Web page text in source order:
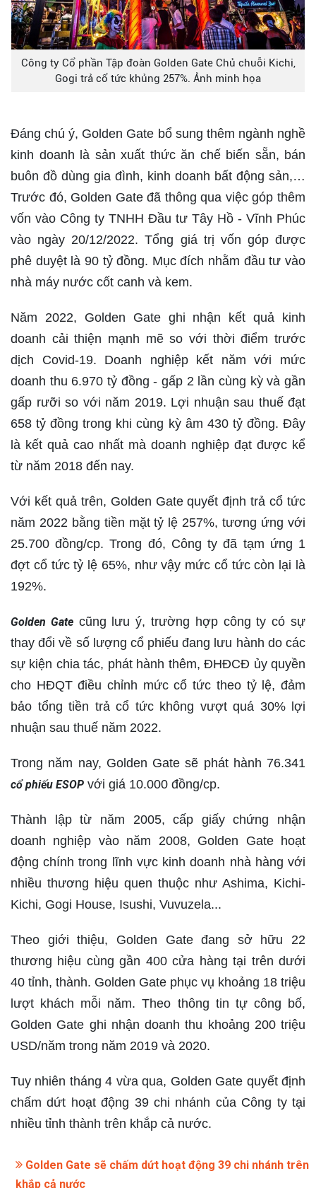
Công ty Cổ phần Tập đoàn Golden Gate Chủ chuỗi Kichi,
Gogi trả cổ tức khủng 257%. Ảnh minh họa
Đáng chú ý, Golden Gate bổ sung thêm ngành nghề
kinh doanh là sản xuất thức ăn chế biến sẵn, bán
buôn đồ dùng gia đình, kinh doanh bất động sản,…
Trước đó, Golden Gate đã thông qua việc góp thêm
vốn vào Công ty TNHH Đầu tư Tây Hồ - Vĩnh Phúc
vào ngày 20/12/2022. Tổng giá trị vốn góp được
phê duyệt là 90 tỷ đồng. Mục đích nhằm đầu tư vào
nhà máy nước cốt canh và kem.
Năm 2022, Golden Gate ghi nhận kết quả kinh
doanh cải thiện mạnh mẽ so với thời điểm trước
dịch Covid-19. Doanh nghiệp kết năm với mức
doanh thu 6.970 tỷ đồng - gấp 2 lần cùng kỳ và gần
gấp rưỡi so với năm 2019. Lợi nhuận sau thuế đạt
658 tỷ đồng trong khi cùng kỳ âm 430 tỷ đồng. Đây
là kết quả cao nhất mà doanh nghiệp đạt được kể
từ năm 2018 đến nay.
Với kết quả trên, Golden Gate quyết định trả cổ tức
năm 2022 bằng tiền mặt tỷ lệ 257%, tương ứng với
25.700 đồng/cp. Trong đó, Công ty đã tạm ứng 1
đợt cổ tức tỷ lệ 65%, như vậy mức cổ tức còn lại là
192%.
Golden Gatecũng lưu ý, trường hợp công ty có sự
thay đổi về số lượng cổ phiếu đang lưu hành do các
sự kiện chia tác, phát hành thêm, ĐHĐCĐ ủy quyền
cho HĐQT điều chỉnh mức cổ tức theo tỷ lệ, đảm
bảo tổng tiền trả cổ tức không vượt quá 30% lợi
nhuận sau thuế năm 2022.
Trong năm nay, Golden Gate sẽ phát hành 76.341
cổ phiếu ESOP với giá 10.000 đồng/cp.
Thành lập từ năm 2005, cấp giấy chứng nhận
doanh nghiệp vào năm 2008, Golden Gate hoạt
động chính trong lĩnh vực kinh doanh nhà hàng với
nhiều thương hiệu quen thuộc như Ashima, Kichi-
Kichi, Gogi House, Isushi, Vuvuzela...
Theo giới thiệu, Golden Gate đang sở hữu 22
thương hiệu cùng gần 400 cửa hàng tại trên dưới
40 tỉnh, thành. Golden Gate phục vụ khoảng 18 triệu
lượt khách mỗi năm. Theo thông tin tự công bố,
Golden Gate ghi nhận doanh thu khoảng 200 triệu
USD/năm trong năm 2019 và 2020.
Tuy nhiên tháng 4 vừa qua, Golden Gate quyết định
chấm dứt hoạt động 39 chi nhánh của Công ty tại
nhiều tỉnh thành trên khắp cả nước.
Golden Gate sẽ chấm dứt hoạt động 39 chi nhánh trên
khắp cả nước